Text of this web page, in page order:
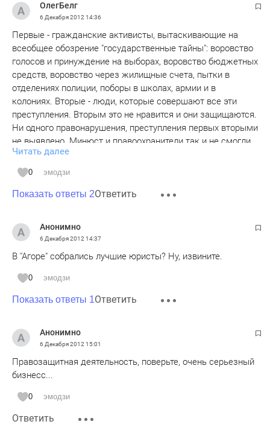
ОлегБелг
6 Декабря 2012 14:36
Первые - гражданские активисты, вытаскивающие на
всеобщее обозрение "государственные тайны": воровство
голосов и принуждение на выборах, воровство бюджетных
средств, воровство через жилищные счета, пытки в
отделениях полиции, поборы в школах, армии и в
колониях. Вторые - люди, которые совершают все эти
преступления. Вторым это не нравится и они защищаются.
Ни одного правонарушения, преступления первых вторыми
не выявлено. Минюст и правоохранители так и не смогли
привести ни одного факта нанесения ущерба России НКО,
получавшими средства из иностранных источников.
Ничего не остается делать, как обвинить первых в
отсутствии патриотизма, в финансировании их работы из
работать в гос учреждения (уволят) , вести бизнес
(разорят), учиться в универах (отчислят), иметь
не грозит, если первых не будет. Первые - агенты
гражданского общества России. Вторые - жулики и воры.
Читать далее
0 эмодзи
Показать ответы 2Ответить
Анонимно
6 Декабря 2012 14:37
В "Агоре" собрались лучшие юристы? Ну, извините.
0 эмодзи
Показать ответы 1Ответить
Анонимно
6 Декабря 2012 15:01
Правозащитная деятельность, поверьте, очень серьезный
бизнесс...
0 эмодзи
Ответить